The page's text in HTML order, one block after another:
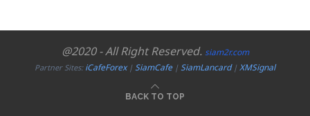
@2020 - All Right Reserved. siam2r.com
Partner Sites:iCafeForex|SiamCafe|SiamLancard|XMSignal
BACK TO TOP